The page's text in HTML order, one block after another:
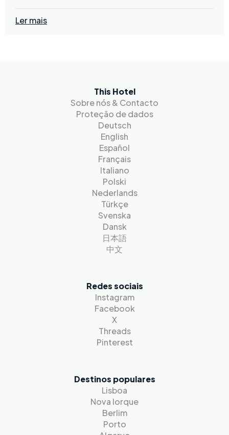
Ler mais
This Hotel
Sobre nós & Contacto
Proteção de dados
Deutsch
English
Español
Français
Italiano
Polski
Nederlands
Türkçe
Svenska
Dansk
日本語
中文
Redes sociais
Instagram
Facebook
X
Threads
Pinterest
Destinos populares
Lisboa
Nova Iorque
Berlim
Porto